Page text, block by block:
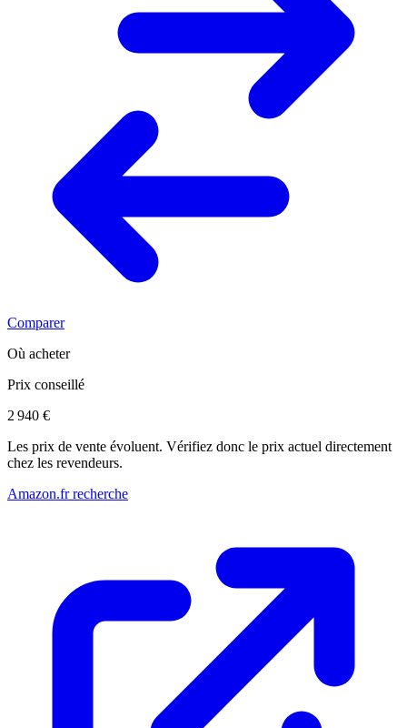
Comparer
Où acheter
Prix conseillé
2 940 €
Les prix de vente évoluent. Vérifiez donc le prix actuel directement
chez les revendeurs.
Amazon.fr recherche